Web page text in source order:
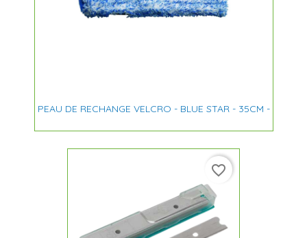
PEAU DE RECHANGE VELCRO - BLUE STAR - 35CM -
favorite_border